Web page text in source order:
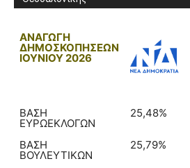
ΑΝΑΓΩΓΗ
ΔΗΜΟΣΚΟΠΗΣΕΩΝ
ΙΟΥΝΙΟΥ 2026
ΒΑΣΗ
ΕΥΡΩΕΚΛΟΓΩΝ
25,48%
ΒΑΣΗ
ΒΟΥΛΕΥΤΙΚΩΝ
25,79%